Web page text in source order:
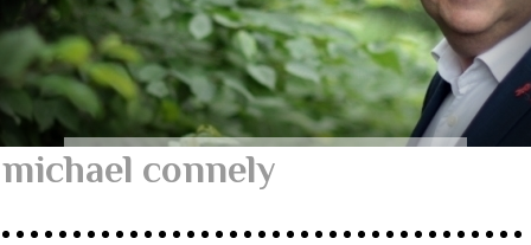
michael connely